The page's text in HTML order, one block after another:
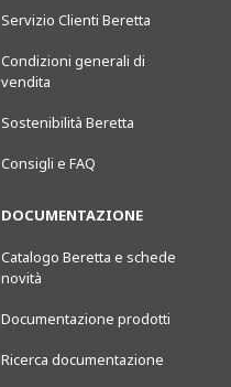
Servizio Clienti Beretta
Condizioni generali di
vendita
Sostenibilità Beretta
Consigli e FAQ
DOCUMENTAZIONE
Catalogo Beretta e schede
novità
Documentazione prodotti
Ricerca documentazione